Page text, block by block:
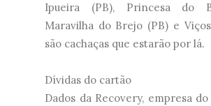
Ipueira (PB), Princesa do
Maravilha do Brejo (PB) e
são cachaças que estarão por lá.
Dívidas do cartão
Dados da Recovery, empresa